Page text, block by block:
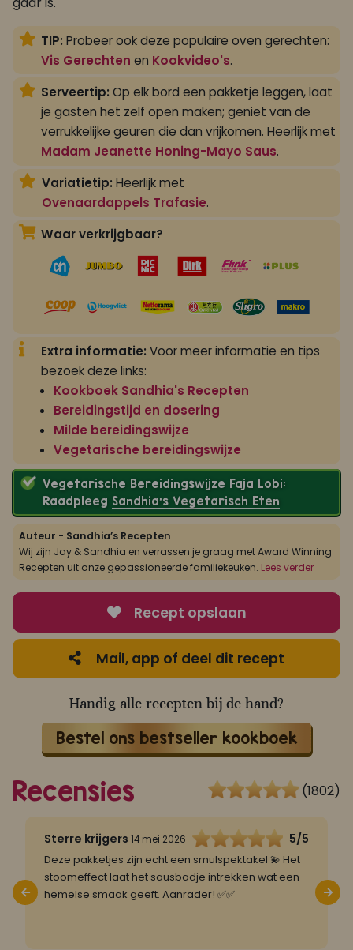
TIP: Probeer ook deze populaire oven gerechten:
Vis Gerechten en Kookvideo's.
Serveertip: Op elk bord een pakketje leggen, laat
je gasten het zelf open maken; geniet van de
verrukkelijke geuren die dan vrijkomen. Heerlijk met
Madam Jeanette Honing-Mayo Saus.
Variatietip: Heerlijk met
Ovenaardappels Trafasie.
Waar verkrijgbaar?
Extra informatie: Voor meer informatie en tips
bezoek deze links:
Kookboek Sandhia's Recepten
Bereidingstijd en dosering
Milde bereidingswijze
Vegetarische bereidingswijze
Vegetarische Bereidingswijze Faja Lobi:
Raadpleeg Sandhia’s Vegetarisch Eten
Auteur - Sandhia’s Recepten
Wij zijn Jay & Sandhia en verrassen je graag met Award Winning
Recepten uit onze gepassioneerde familiekeuken. Lees verder
Recept opslaan
Mail, app of deel dit recept
Handig alle recepten bij de hand?
Bestel ons bestseller kookboek
Recensies (1802)
Sterre krijgers 14 mei 2026 5/5
Deze pakketjes zijn echt een smulspektakel 💫 Het
stoomeffect laat het sausbadje intrekken wat een
hemelse smaak geeft. Aanrader! ✅✅